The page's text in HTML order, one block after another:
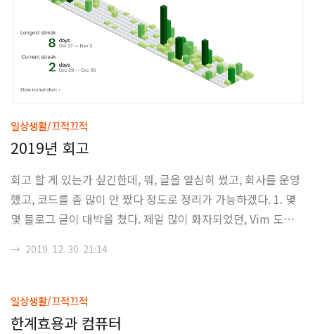
함이나 결국 돈과 시간의 빈곤함이 나를 이렇게 비쩍 마른 존재
로 ..
일상생활/끄적끄적
2019년 회고
회고 할 게 있는가 싶긴한데, 뭐, 글을 열심히 썼고, 회사를 운영
했고, 코드를 좀 많이 안 짰다 정도로 정리가 가능하겠다. 1. 몇
몇 블로그 글이 대박을 쳤다. 제일 많이 화자되었던, Vim 도대체
트위터, 페이스북을 통해서 엄청나게 퍼졌었다. 사실 이 글이 왜
m 쓰면서 빡쳤던 것을 주저리주저리 했을 뿐인데 (...) 그 다음
으로 많이 공유되었던 글은 블록체인 거 쓸만하긴 해요? 이다. k
→ 2019. 12. 30. 21:14
일상생활/끄적끄적
한계효용과 컴퓨터